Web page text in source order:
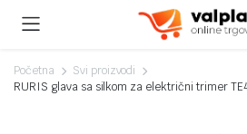
Početna
Svi proizvodi
RURIS glava sa silkom za električni trimer